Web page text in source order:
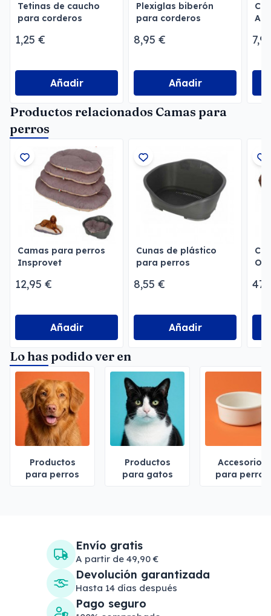
Tetinas de caucho
para corderos
1,25 €
Añadir
Plexiglas biberón
para corderos
8,95 €
Añadir
Productos relacionados Camas para
perros
Camas para perros
Insprovet
12,95 €
Añadir
Cunas de plástico
para perros
8,55 €
Añadir
Lo has podido ver en
Productos
para perros
Productos
para gatos
Accesorios
para perros
Envío gratis
A partir de 49,90 €
Devolución garantizada
Hasta 14 días después
Pago seguro